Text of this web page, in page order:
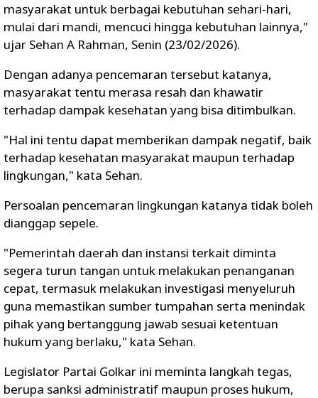
masyarakat untuk berbagai kebutuhan sehari-hari,
mulai dari mandi, mencuci hingga kebutuhan lainnya,"
ujar Sehan A Rahman, Senin (23/02/2026).
Dengan adanya pencemaran tersebut katanya,
masyarakat tentu merasa resah dan khawatir
terhadap dampak kesehatan yang bisa ditimbulkan.
"Hal ini tentu dapat memberikan dampak negatif, baik
terhadap kesehatan masyarakat maupun terhadap
lingkungan," kata Sehan.
Persoalan pencemaran lingkungan katanya tidak boleh
dianggap sepele.
"Pemerintah daerah dan instansi terkait diminta
segera turun tangan untuk melakukan penanganan
cepat, termasuk melakukan investigasi menyeluruh
guna memastikan sumber tumpahan serta menindak
pihak yang bertanggung jawab sesuai ketentuan
hukum yang berlaku," kata Sehan.
Legislator Partai Golkar ini meminta langkah tegas,
berupa sanksi administratif maupun proses hukum,